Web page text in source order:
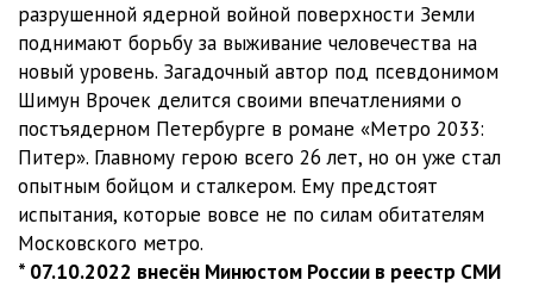
010306 09:09
010307
010401
010402 10:04
010404
разрушенной ядерной войной поверхности Земли
поднимают борьбу за выживание человечества на
новый уровень. Загадочный автор под псевдонимом
Шимун Врочек делится своими впечатлениями о
постъядерном Петербурге в романе «Метро 2033:
Питер». Главному герою всего 26 лет, но он уже стал
опытным бойцом и сталкером. Ему предстоят
испытания, которые вовсе не по силам обитателям
Московского метро.
* 07.10.2022 внесён Минюстом России в реестр СМИ